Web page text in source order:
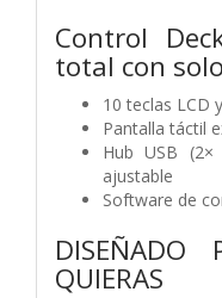
Control
total con
10 teclas LCD
Pantalla táctil
Hub USB
ajustable
Software de
QUIERAS